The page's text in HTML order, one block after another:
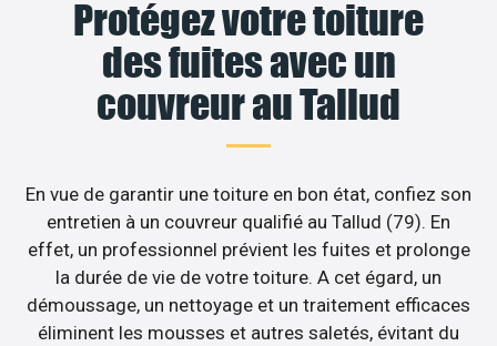
Protégez votre toiture
des fuites avec un
couvreur au Tallud
En vue de garantir une toiture en bon état, confiez son
entretien à un couvreur qualifié au Tallud (79). En
effet, un professionnel prévient les fuites et prolonge
la durée de vie de votre toiture. A cet égard, un
démoussage, un nettoyage et un traitement efficaces
éliminent les mousses et autres saletés, évitant du